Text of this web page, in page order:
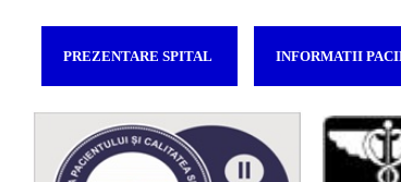
PREZENTARE SPITAL INFORMATII